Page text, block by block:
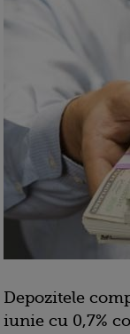
Depozitele
iunie cu 0,7%